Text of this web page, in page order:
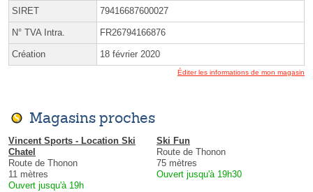
SIRET 79416687600027
N° TVA Intra. FR26794166876
Création 18 février 2020
Éditer les informations de mon magasin
Magasins proches
Vincent Sports - Location Ski
Chatel
Route de Thonon
11 mètres
Ouvert jusqu'à 19h
Ski Fun
Route de Thonon
75 mètres
Ouvert jusqu'à 19h30